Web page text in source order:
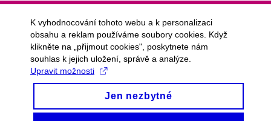
K vyhodnocování tohoto webu a k personalizaci
obsahu a reklam používáme soubory cookies. Když
klikněte na „přijmout cookies", poskytnete nám
souhlas k jejich uložení, správě a analýze.
Upravit možnosti
Jen nezbytné